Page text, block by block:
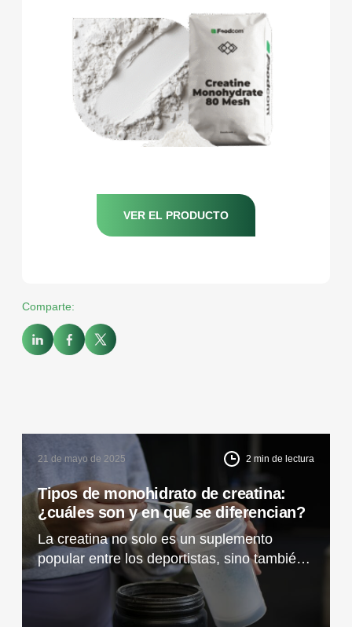
VER EL PRODUCTO
Comparte:
21 de mayo de 2025 2 min de lectura
Tipos de monohidrato de creatina:
¿cuáles son y en qué se diferencian?
La creatina no solo es un suplemento
popular entre los deportistas, sino también
un compuesto versátil que favorece la
salud, la regeneración y las funciones
cerebrales. Descubre sus efectos, su origen